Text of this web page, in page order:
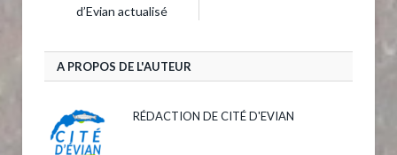
d’Evian actualisé
A PROPOS DE L'AUTEUR
RÉDACTION DE CITÉ D'EVIAN